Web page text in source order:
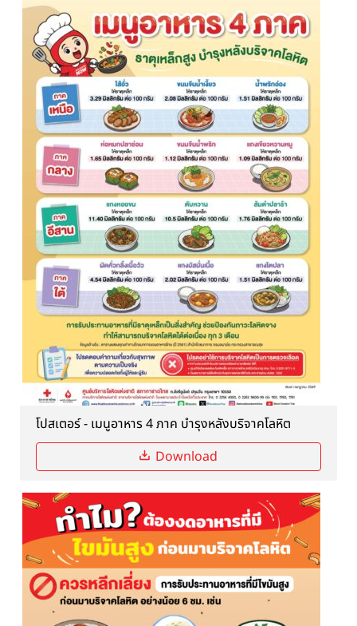
โปสเตอร์ - เมนูอาหาร 4 ภาค บำรุงหลังบริจาคโลหิต
Download